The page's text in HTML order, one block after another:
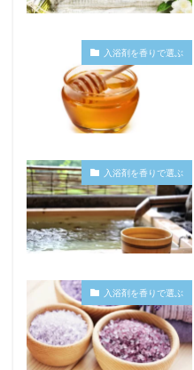
入浴剤を香りで選ぶ
入浴剤を香りで選ぶ
入浴剤を香りで選ぶ